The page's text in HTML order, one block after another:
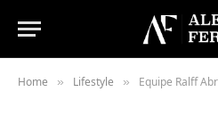
Home » Lifestyle » Equipe Ralff Abreu